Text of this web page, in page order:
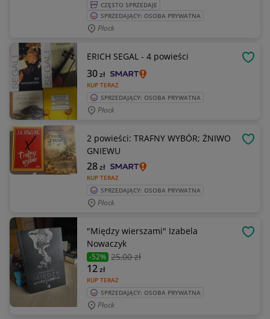
CZĘSTO SPRZEDAJE
SPRZEDAJĄCY: OSOBA PRYWATNA
Płock
ERICH SEGAL - 4 powieści
KUP TERAZ
30zł
SPRZEDAJĄCY: OSOBA PRYWATNA
Płock
2 powieści: TRAFNY WYBÓR; ŻNIWO
GNIEWU
KUP TERAZ
28zł
SPRZEDAJĄCY: OSOBA PRYWATNA
Płock
"Między wierszami" Izabela
Nowaczyk
-52% 25,00 zł
KUP TERAZ
12zł
SPRZEDAJĄCY: OSOBA PRYWATNA
Płock